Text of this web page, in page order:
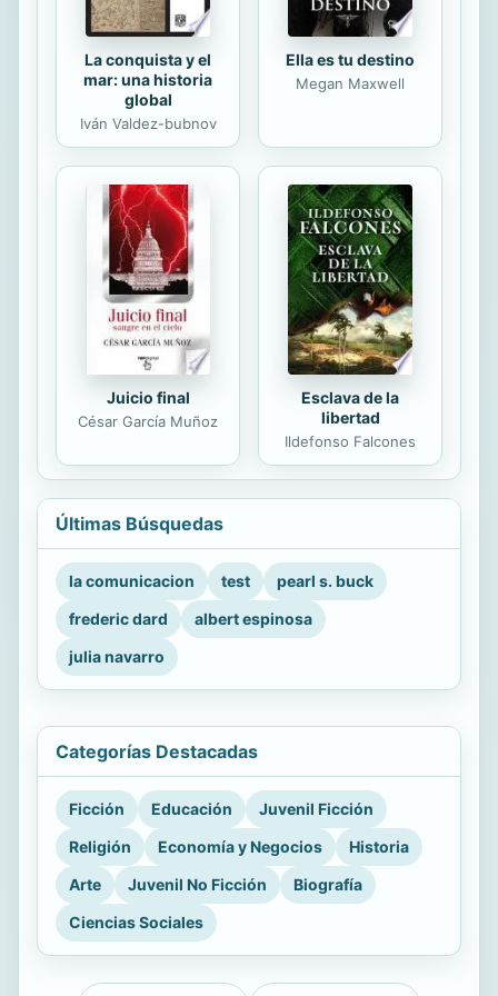
La conquista y el
mar: una historia
global
Iván Valdez-bubnov
Ella es tu destino
Megan Maxwell
Juicio final
César García Muñoz
Esclava de la
libertad
Ildefonso Falcones
Últimas Búsquedas
la comunicacion test
pearl s. buck
frederic dard
albert espinosa
julia navarro
Categorías Destacadas
Ficción Educación
Juvenil Ficción
Religión
Economía y Negocios
Historia
Arte
Juvenil No Ficción
Biografía
Ciencias Sociales